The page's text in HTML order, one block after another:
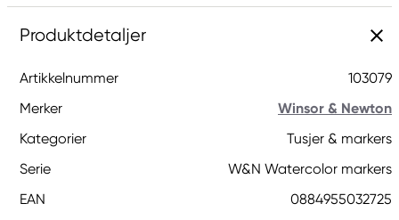
Produktdetaljer
Artikkelnummer
103079
Merker
Winsor & Newton
Kategorier
Tusjer & markers
Serie
W&N Watercolor markers
EAN
0884955032725